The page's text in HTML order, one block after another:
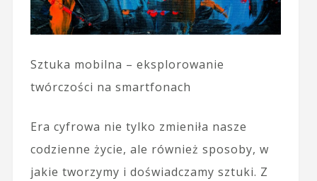
Sztuka mobilna – eksplorowanie
twórczości na smartfonach
Era cyfrowa nie tylko zmieniła nasze
codzienne życie, ale również sposoby, w
jakie tworzymy i doświadczamy sztuki. Z